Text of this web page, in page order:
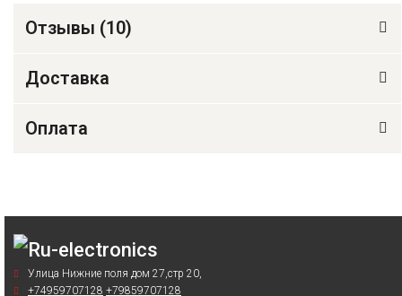
Отзывы (10)
Доставка
Оплата
Улица Нижние поля дом 27,стр 20,
+74959707128 +79859707128